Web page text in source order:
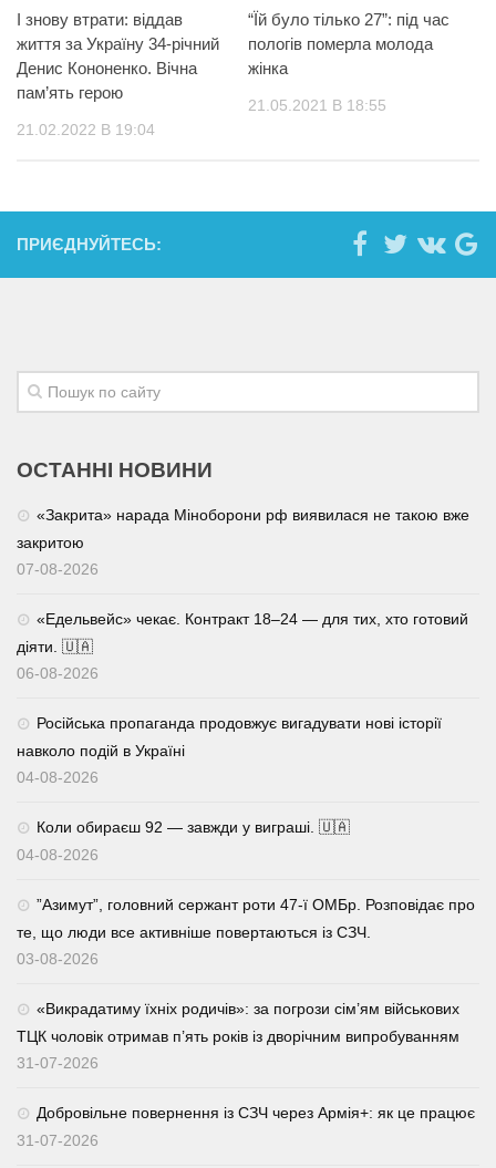
І знову втрати: віддав
життя за Україну 34-річний
Денис Кононенко. Вічна
пам’ять герою
21.02.2022 В 19:04
“Їй було тілько 27”: під час
пологів померла молода
жінка
21.05.2021 В 18:55
ПРИЄДНУЙТЕСЬ:
ОСТАННІ НОВИНИ
«Закрита» нарада Міноборони рф виявилася не такою вже
закритою
07-08-2026
«Едельвейс» чекає. Контракт 18–24 — для тих, хто готовий
діяти. 🇺🇦
06-08-2026
Російська пропаганда продовжує вигадувати нові історії
навколо подій в Україні
04-08-2026
Коли обираєш 92 — завжди у виграші. 🇺🇦
04-08-2026
⁨”Азимут”, головний сержант роти 47-ї ОМБр. Розповідає про
те, що люди все активніше повертаються із СЗЧ.
03-08-2026
«Викрадатиму їхніх родичів»: за погрози сім’ям військових
ТЦК чоловік отримав п’ять років із дворічним випробуванням
31-07-2026
Добровільне повернення із СЗЧ через Армія+: як це працює
31-07-2026